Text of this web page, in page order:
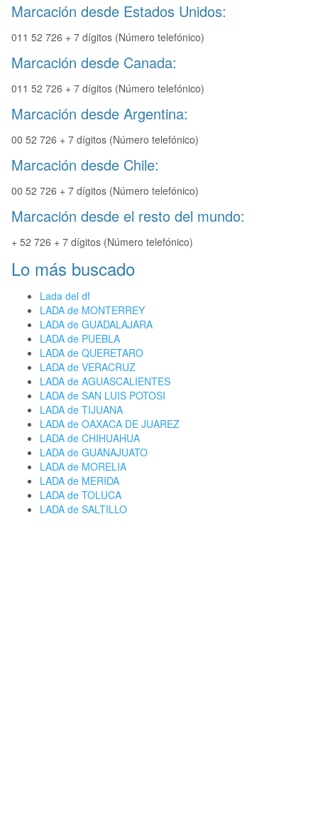
Marcación desde Estados Unidos:
011 52 726 + 7 dígitos (Número telefónico)
Marcación desde Canada:
011 52 726 + 7 dígitos (Número telefónico)
Marcación desde Argentina:
00 52 726 + 7 dígitos (Número telefónico)
Marcación desde Chile:
00 52 726 + 7 dígitos (Número telefónico)
Marcación desde el resto del mundo:
+ 52 726 + 7 dígitos (Número telefónico)
Lo más buscado
Lada del df
LADA de MONTERREY
LADA de GUADALAJARA
LADA de PUEBLA
LADA de QUERETARO
LADA de VERACRUZ
LADA de AGUASCALIENTES
LADA de SAN LUIS POTOSI
LADA de TIJUANA
LADA de OAXACA DE JUAREZ
LADA de CHIHUAHUA
LADA de GUANAJUATO
LADA de MORELIA
LADA de MERIDA
LADA de TOLUCA
LADA de SALTILLO